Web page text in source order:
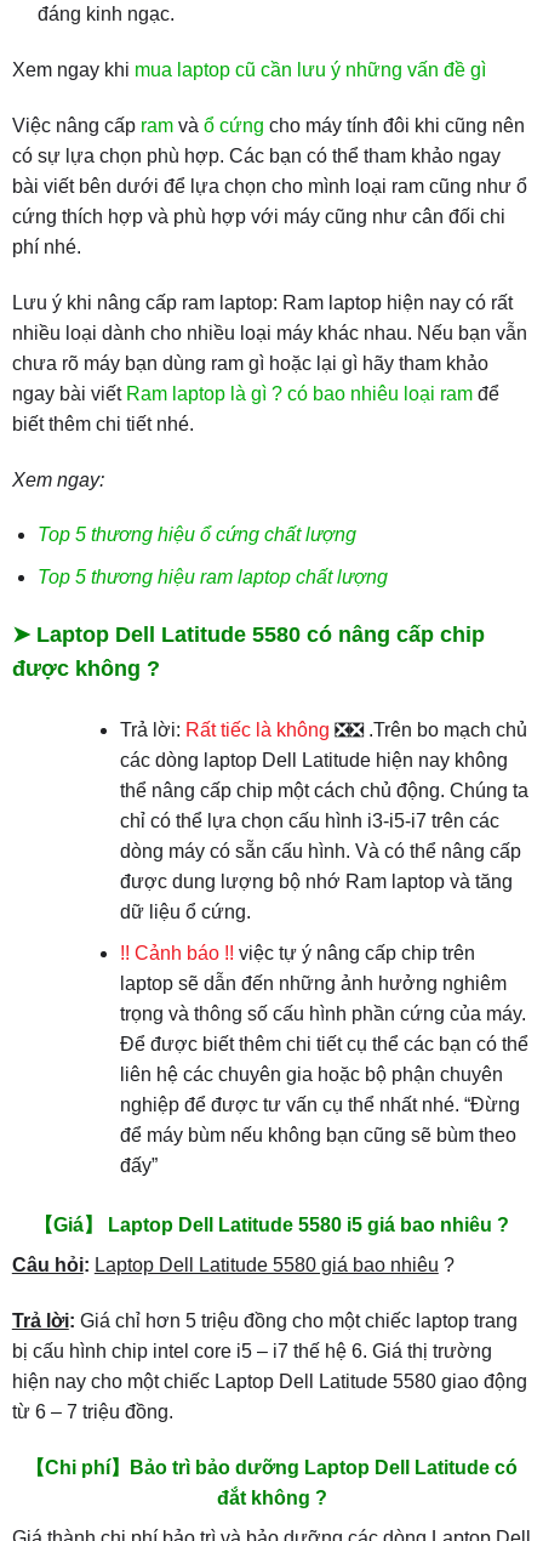
đáng kinh ngạc.
Xem ngay khi mua laptop cũ cần lưu ý những vấn đề gì
Việc nâng cấp ramvà ổ cứng cho máy tính đôi khi cũng nên
có sự lựa chọn phù hợp. Các bạn có thể tham khảo ngay
bài viết bên dưới để lựa chọn cho mình loại ram cũng như ổ
cứng thích hợp và phù hợp với máy cũng như cân đối chi
phí nhé.
Lưu ý khi nâng cấp ram laptop: Ram laptop hiện nay có rất
nhiều loại dành cho nhiều loại máy khác nhau. Nếu bạn vẫn
chưa rõ máy bạn dùng ram gì hoặc lại gì hãy tham khảo
ngay bài viết Ram laptop là gì ? có bao nhiêu loại ramđể
biết thêm chi tiết nhé.
Xem ngay:
Top 5 thương hiệu ổ cứng chất lượng
Top 5 thương hiệu ram laptop chất lượng
➤ Laptop Dell Latitude 5580 có nâng cấp chip
được không ?
Trả lời: Rất tiếc là không ❎❎ .Trên bo mạch chủ
các dòng laptop Dell Latitude hiện nay không
thể nâng cấp chip một cách chủ động. Chúng ta
chỉ có thể lựa chọn cấu hình i3-i5-i7 trên các
dòng máy có sẵn cấu hình. Và có thể nâng cấp
được dung lượng bộ nhớ Ram laptop và tăng
dữ liệu ổ cứng.
!! Cảnh báo !! việc tự ý nâng cấp chip trên
laptop sẽ dẫn đến những ảnh hưởng nghiêm
trọng và thông số cấu hình phần cứng của máy.
Để được biết thêm chi tiết cụ thể các bạn có thể
liên hệ các chuyên gia hoặc bộ phận chuyên
nghiệp để được tư vấn cụ thể nhất nhé. “Đừng
để máy bùm nếu không bạn cũng sẽ bùm theo
đấy”
【Giá】 Laptop Dell Latitude 5580 i5 giá bao nhiêu ?
Câu hỏi: Laptop Dell Latitude 5580 giá bao nhiêu ?
Trả lời: Giá chỉ hơn 5 triệu đồng cho một chiếc laptop trang
bị cấu hình chip intel core i5 – i7 thế hệ 6. Giá thị trường
hiện nay cho một chiếc Laptop Dell Latitude 5580 giao động
từ 6 – 7 triệu đồng.
【Chi phí】Bảo trì bảo dưỡng Laptop Dell Latitude có
đắt không ?